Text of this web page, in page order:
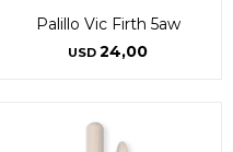
Palillo Vic Firth 5aw
USD 24,00